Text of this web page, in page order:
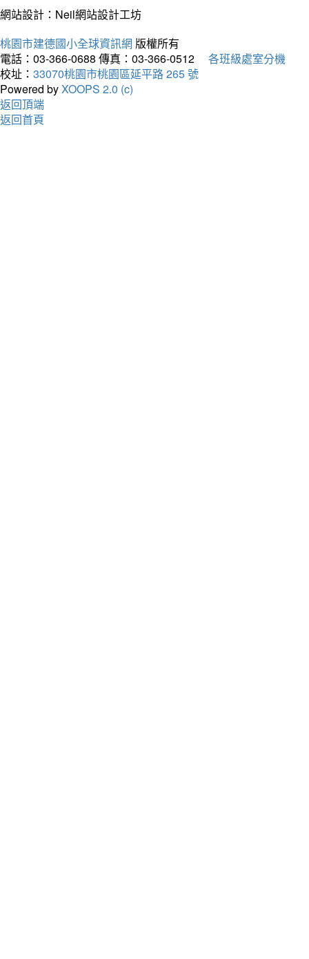
網站設計：Neil網站設計工坊
桃園市建德國小全球資訊網 版權所有
電話：03-366-0688 傳真：03-366-0512
各班級處室分機
校址： 33070桃園市桃園區延平路 265 號
Powered byXOOPS 2.0 (c)
返回頂端
返回首頁